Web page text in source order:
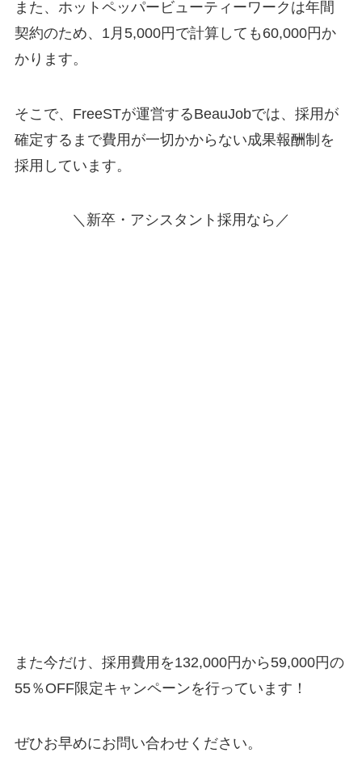
また、ホットペッパービューティーワークは年間
契約のため、1月5,000円で計算しても60,000円か
かります。
そこで、FreeSTが運営するBeauJobでは、採用が
確定するまで費用が一切かからない成果報酬制を
採用しています。
＼新卒・アシスタント採用なら／
また今だけ、採用費用を132,000円から59,000円の
55％OFF限定キャンペーンを行っています！
ぜひお早めにお問い合わせください。